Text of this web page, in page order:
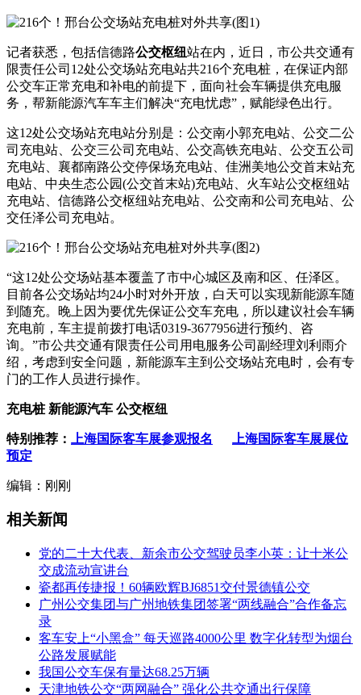
记者获悉，包括信德路公交枢纽 站在内，近日，市公共交通有
限责任公司12处公交场站充电站共216个充电桩，在保证内部
公交车正常充电和补电的前提下，面向社会车辆提供充电服
务，帮新能源汽车车主们解决“充电忧虑”，赋能绿色出行。
这12处公交场站充电站分别是：公交南小郭充电站、公交二公
司充电站、公交三公司充电站、公交高铁充电站、公交五公司
充电站、襄都南路公交停保场充电站、佳洲美地公交首末站充
电站、中央生态公园(公交首末站)充电站、火车站公交枢纽站
充电站、信德路公交枢纽站充电站、公交南和公司充电站、公
交任泽公司充电站。
“这12处公交场站基本覆盖了市中心城区及南和区、任泽区。
目前各公交场站均24小时对外开放，白天可以实现新能源车随
到随充。晚上因为要优先保证公交车充电，所以建议社会车辆
充电前，车主提前拨打电话0319-3677956进行预约、咨
询。”市公共交通有限责任公司用电服务公司副经理刘利雨介
绍，考虑到安全问题，新能源车主到公交场站充电时，会有专
门的工作人员进行操作。
充电桩 新能源汽车 公交枢纽
特别推荐： 上海国际客车展参观报名
上海国际客车展展位
预定
编辑：刚刚
相关新闻
党的二十大代表、新余市公交驾驶员李小英：让十米公
交成流动宣讲台
瓷都再传捷报！60辆欧辉BJ6851交付景德镇公交
广州公交集团与广州地铁集团签署“两线融合”合作备忘
录
客车安上“小黑盒” 每天巡路4000公里 数字化转型为烟台
公路发展赋能
我国公交车保有量达68.25万辆
天津地铁公交“两网融合” 强化公共交通出行保障